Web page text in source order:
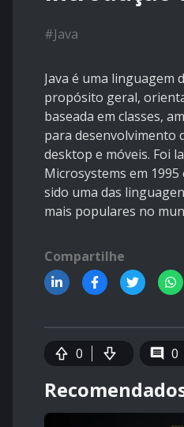
#Java
Java é uma linguagem
propósito geral,
baseada em classes,
para desenvolvimento
desktop e móveis. Foi
Microsystems em
sido uma das
mais populares no
Compartilhe
0 0